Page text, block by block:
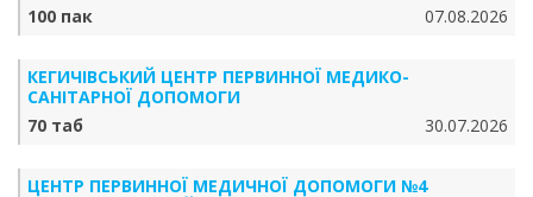
100 пак
07.08.2026
КЕГИЧІВСЬКИЙ ЦЕНТР ПЕРВИННОЇ МЕДИКО-
САНІТАРНОЇ ДОПОМОГИ
70 таб
30.07.2026
ЦЕНТР ПЕРВИННОЇ МЕДИЧНОЇ ДОПОМОГИ №4